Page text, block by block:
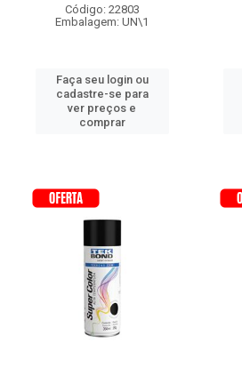
Código: 22803
Embalagem: UN\1
Faça seu login ou
cadastre-se para
ver preços e
comprar